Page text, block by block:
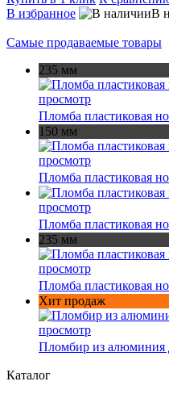
В избранное
В
Самые продаваемые товары
235 мм
просмотр
Пломба пластиковая
150 мм
просмотр
Пломба пластиковая
просмотр
Пломба пластиковая
235 мм
просмотр
Пломба пластиковая
Хит продаж
просмотр
Пломбир из алюминия
Каталог